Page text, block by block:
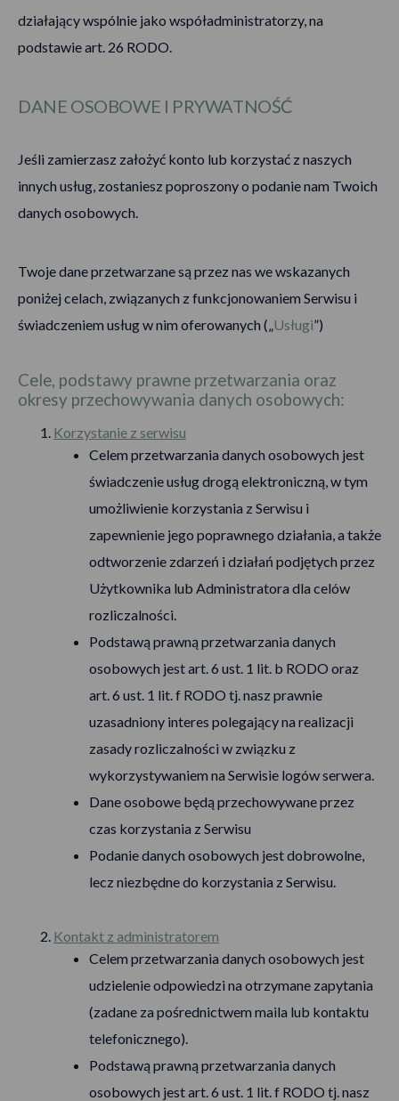
działający wspólnie jako współadministratorzy, na
podstawie art. 26 RODO.
DANE OSOBOWE I PRYWATNOŚĆ
Jeśli zamierzasz założyć konto lub korzystać z naszych
innych usług, zostaniesz poproszony o podanie nam Twoich
danych osobowych.
Twoje dane przetwarzane są przez nas we wskazanych
poniżej celach, związanych z funkcjonowaniem Serwisu i
świadczeniem usług w nim oferowanych („Usługi”)
Cele, podstawy prawne przetwarzania oraz
okresy przechowywania danych osobowych:
Korzystanie z serwisu
Celem przetwarzania danych osobowych jest
świadczenie usług drogą elektroniczną, w tym
umożliwienie korzystania z Serwisu i
zapewnienie jego poprawnego działania, a także
odtworzenie zdarzeń i działań podjętych przez
Użytkownika lub Administratora dla celów
rozliczalności.
Podstawą prawną przetwarzania danych
osobowych jest art. 6 ust. 1 lit. b RODO oraz
art. 6 ust. 1 lit. f RODO tj. nasz prawnie
uzasadniony interes polegający na realizacji
zasady rozliczalności w związku z
wykorzystywaniem na Serwisie logów serwera.
Dane osobowe będą przechowywane przez
czas korzystania z Serwisu
Podanie danych osobowych jest dobrowolne,
lecz niezbędne do korzystania z Serwisu.
Kontakt z administratorem
Celem przetwarzania danych osobowych jest
udzielenie odpowiedzi na otrzymane zapytania
(zadane za pośrednictwem maila lub kontaktu
telefonicznego).
Podstawą prawną przetwarzania danych
osobowych jest art. 6 ust. 1 lit. f RODO tj. nasz